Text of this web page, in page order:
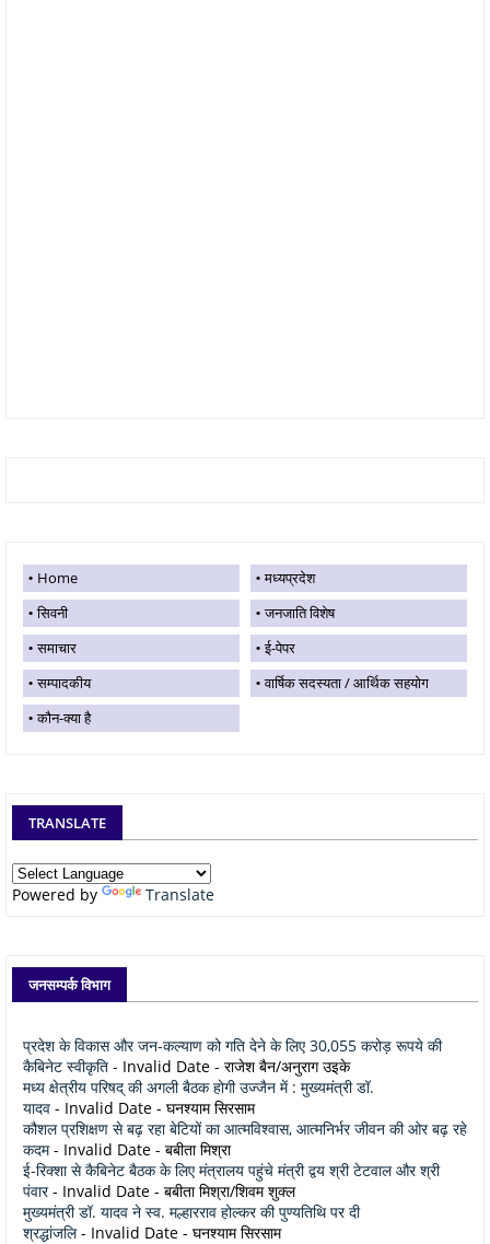
Home
मध्यप्रदेश
सिवनी
जनजाति विशेष
समाचार
ई-पेपर
सम्पादकीय
वार्षिक सदस्यता / आर्थिक सहयोग
कौन-क्या है
TRANSLATE
Powered by Translate
जनसम्पर्क विभाग
प्रदेश के विकास और जन-कल्याण को गति देने के लिए 30,055 करोड़ रूपये की
कैबिनेट स्वीकृति - Invalid Date - राजेश बैन/अनुराग उइके
मध्य क्षेत्रीय परिषद् की अगली बैठक होगी उज्जैन में : मुख्यमंत्री डॉ.
यादव - Invalid Date - घनश्याम सिरसाम
कौशल प्रशिक्षण से बढ़ रहा बेटियों का आत्मविश्वास, आत्मनिर्भर जीवन की ओर बढ़ रहे
कदम- Invalid Date - बबीता मिश्रा
ई-रिक्शा से कैबिनेट बैठक के लिए मंत्रालय पहुंचे मंत्री द्वय श्री टेटवाल और श्री
पंवार- Invalid Date - बबीता मिश्रा/शिवम शुक्ल
मुख्यमंत्री डॉ. यादव ने स्व. मल्हारराव होल्कर की पुण्यतिथि पर दी
श्रद्धांजलि- Invalid Date - घनश्याम सिरसाम